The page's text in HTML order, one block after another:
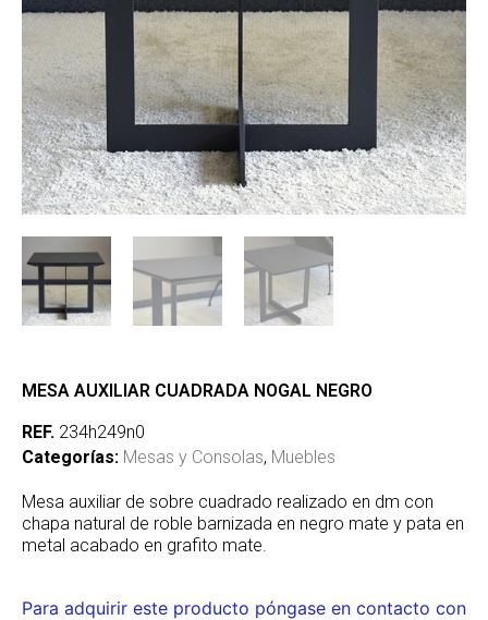
MESA AUXILIAR CUADRADA NOGAL NEGRO
REF. 234h249n0
Categorías: Mesas y Consolas, Muebles
Mesa auxiliar de sobre cuadrado realizado en dm con
chapa natural de roble barnizada en negro mate y pata en
metal acabado en grafito mate.
Para adquirir este producto póngase en contacto con